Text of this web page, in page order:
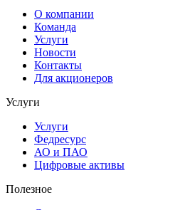
О компании
Команда
Услуги
Новости
Контакты
Для акционеров
Услуги
Услуги
Федресурс
АО и ПАО
Цифровые активы
Полезное